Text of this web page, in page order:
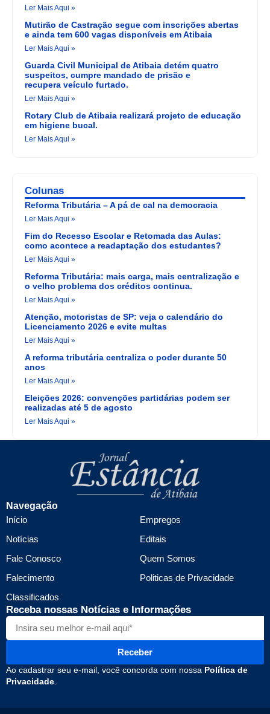
Ler Mais Aqui »
Mutirão de Castração segue com inscrições abertas
e ainda tem 600 vagas disponíveis em Atibaia
Ler Mais Aqui »
Guarda Civil Municipal de Atibaia detém quatro
suspeitos, cumpre mandado de prisão e
recupera veículo furtado.
Ler Mais Aqui »
Rotary Club de Atibaia realizará projeto de educação
em higiene bucal.
Ler Mais Aqui »
Colunas
Reforma Tributária – A pá de cal na democracia
Ler Mais Aqui »
Fim do Recesso Escolar e Retomada das Aulas:
como acontece a readaptação dos estudantes?
Ler Mais Aqui »
Reforma Tributária: mais carga, mais centralização e
o velho problema dos créditos continua.
Ler Mais Aqui »
Atenção, motoristas de SP: veja o calendário do
Licenciamento 2026 e evite multas
Ler Mais Aqui »
A reforma tributária centraliza o poder durante 50
anos
Ler Mais Aqui »
Eleições 2026: convenções partidárias podem ser
realizadas até 5 de agosto
Ler Mais Aqui »
Navegação
Início
Notícias
Fale Conosco
Falecimento
Classificados
Empregos
Editais
Quem Somos
Politicas de Privacidade
Receba nossas Notícias e Informações
Receber
Ao cadastrar seu e-mail, você concorda com nossa Política de
Privacidade